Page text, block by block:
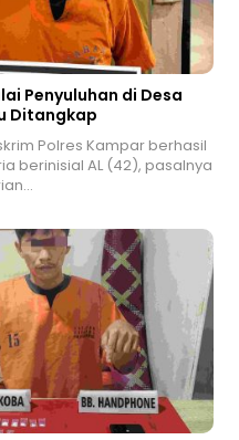
Penyuluhan di Desa
Ditangkap
Polres Kampar berhasil
berinisial AL (42), pasalnya